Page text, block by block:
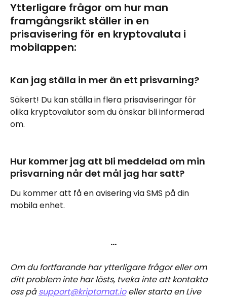
Ytterligare frågor om hur man
framgångsrikt ställer in en
prisavisering för en kryptovaluta i
mobilappen:
Kan jag ställa in mer än ett prisvarning?
Säkert! Du kan ställa in flera prisaviseringar för
olika kryptovalutor som du önskar bli informerad
om.
Hur kommer jag att bli meddelad om min
prisvarning når det mål jag har satt?
Du kommer att få en avisering via SMS på din
mobila enhet.
…
Om du fortfarande har ytterligare frågor eller om
ditt problem inte har lösts, tveka inte att kontakta
oss på support@kriptomat.io eller starta en Live